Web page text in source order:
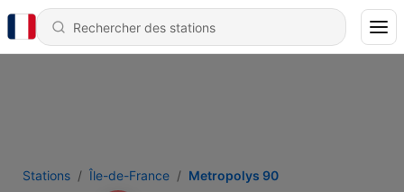
Stations Île-de-France Metropolys 90